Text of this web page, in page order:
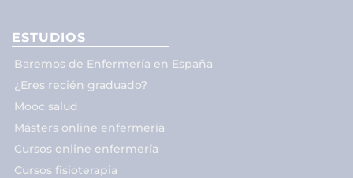
ESTUDIOS
Baremos de Enfermería en España
¿Eres recién graduado?
Mooc salud
Másters online enfermería
Cursos online enfermería
Cursos fisioterapia